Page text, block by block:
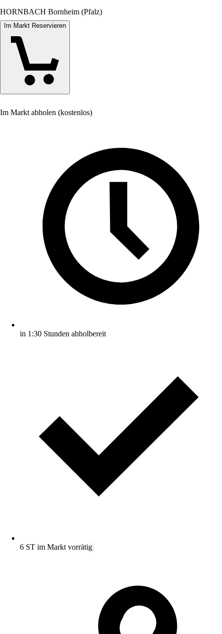
HORNBACH Bornheim (Pfalz)
Im Markt Reservieren
Im Markt abholen (kostenlos)
in 1:30 Stunden abholbereit
6 ST im Markt vorrätig